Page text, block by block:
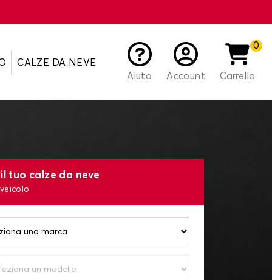
CALZE DA NEVE
Aiuto
Account
0
Carrello
tuo calze da neve